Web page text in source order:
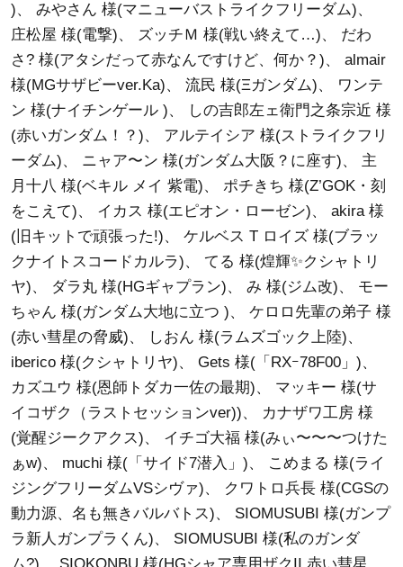
)、みやさん 様(マニューバストライクフリーダム)、
庄松屋 様(電撃)、 ズッチＭ 様(戦い終えて…)、 だわ
さ? 様(アタシだって赤なんですけど、何か？)、almair
様(MGサザビーver.Ka)、流民 様(Ξガンダム)、 ワンテ
ン 様(ナイチンゲール )、
しの吉郎左ェ衛門之条宗近 様
(赤いガンダム！？)、 アルテイシア 様(ストライクフリ
ーダム)、 ニャア〜ン 様(ガンダム大阪？に座す)、 主
月十八 様(ベキル メイ 紫電)、ポチきち 様(Z’GOK・刻
をこえて)、 イカス 様(エピオン・ローゼン)、akira 様
(旧キットで頑張った!)、ケルベス T ロイズ 様(ブラッ
クナイトスコードカルラ)、 てる 様(煌輝✨クシャトリ
ヤ)、 ダラ丸 様(HGギャプラン)、み 様(ジム改)、 モー
ちゃん 様(ガンダム大地に立つ )、ケロロ先輩の弟子 様
(赤い彗星の脅威)、 しおん 様(ラムズゴック上陸)、
iberico 様(クシャトリヤ)、Gets 様(「RXｰ78F00」)、
カズユウ 様(恩師トダカ一佐の最期)、 マッキー 様(サ
イコザク（ラストセッションver))、 カナザワ工房 様
(覚醒ジークアクス)、 イチゴ大福 様(みぃ〜〜〜つけた
ぁw)、 muchi 様(「サイド7潜入」)、 こめまる 様(ライ
ジングフリーダムVSシヴァ)、 クワトロ兵長 様(CGSの
動力源、名も無きバルバトス)、 SIOMUSUBI 様(ガンプ
ラ新人ガンプラくん)、 SIOMUSUBI 様(私のガンダ